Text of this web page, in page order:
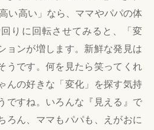
い高い」なら、ママやパパの体
りに回転させてみると、「変
ョンが増します。新鮮な発見は
うです。何を見たら笑ってくれ
んの好きな「変化」を探す気持
ですね。いろんな『見える』で
ろん、ママもパパも、えがおに